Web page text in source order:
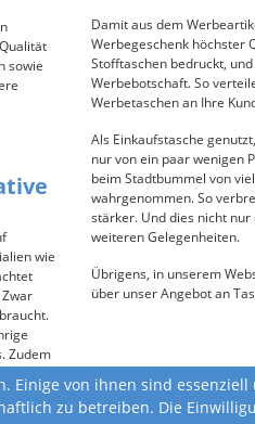
sowie
wie
Zudem
Damit aus dem
Werbegeschenk höchster
Stofftaschen bedruckt,
Werbebotschaft. So
Werbetaschen an Ihre
Als Einkaufstasche
nur von ein paar wenigen
beim Stadtbummel von
wahrgenommen. So
stärker. Und dies nicht
weiteren Gelegenheiten.
Übrigens, in unserem
über unser Angebot an
Einige von ihnen sind
zu betreiben. Die